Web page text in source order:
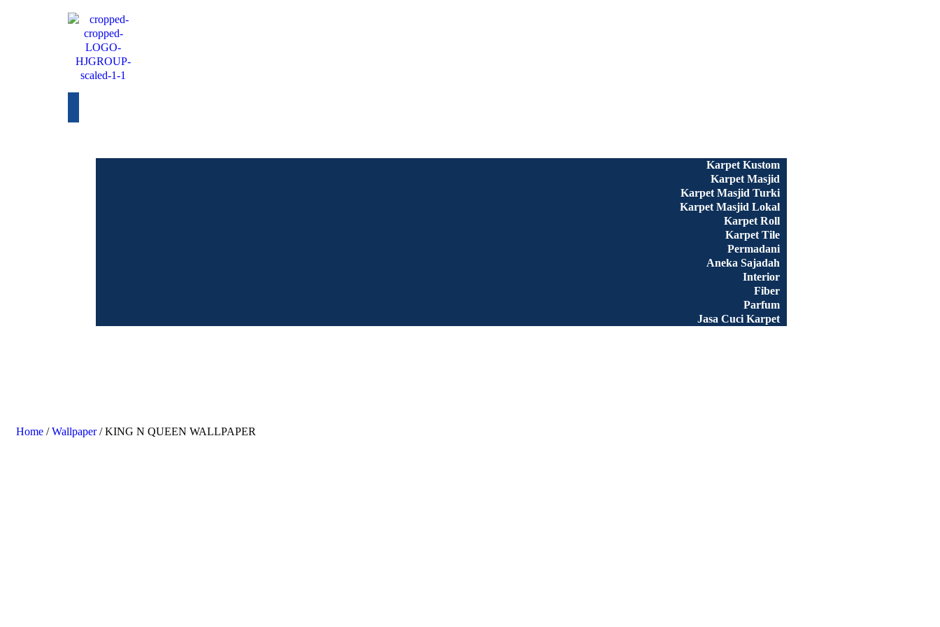
Karpet Kustom
Karpet Masjid
Karpet Masjid Turki
Karpet Masjid Lokal
Karpet Roll
Karpet Tile
Permadani
Aneka Sajadah
Interior
Fiber
Parfum
Jasa Cuci Karpet
Home /Wallpaper/ KING N QUEEN WALLPAPER